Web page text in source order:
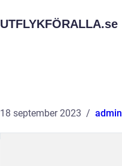
UTFLYKFÖRALLA.se
18 september 2023 admin